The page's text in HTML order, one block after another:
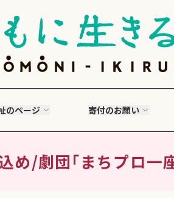
のページ 寄付のお願い
め/劇団｢まちプロ一